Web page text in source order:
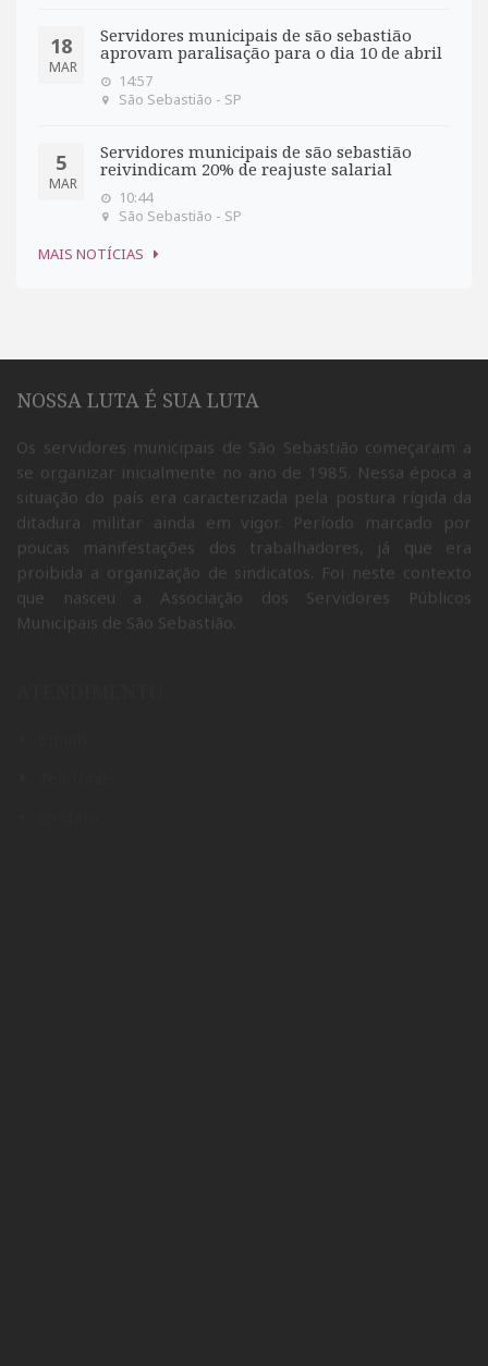
18
MAR
Servidores municipais de são sebastião
aprovam paralisação para o dia 10 de abril
14:57
São Sebastião - SP
5
MAR
Servidores municipais de são sebastião
reivindicam 20% de reajuste salarial
10:44
São Sebastião - SP
MAIS NOTÍCIAS
NOSSA LUTA É SUA LUTA
Os servidores municipais de São Sebastião começaram a
se organizar inicialmente no ano de 1985. Nessa época a
situação do país era caracterizada pela postura rígida da
ditadura militar ainda em vigor. Período marcado por
poucas manifestações dos trabalhadores, já que era
proibida a organização de sindicatos. Foi neste contexto
que nasceu a Associação dos Servidores Públicos
Municipais de São Sebastião.